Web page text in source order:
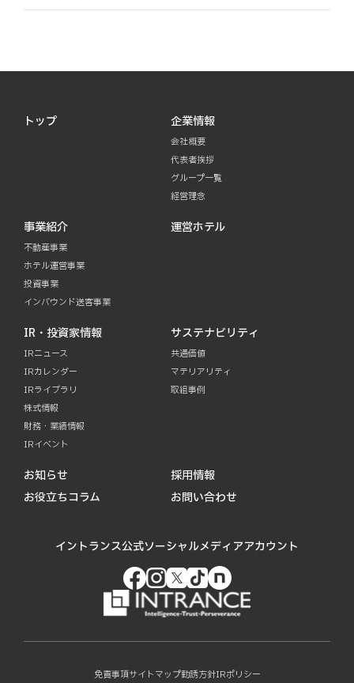
トップ 企業情報
会社概要
代表者挨拶
グループ一覧
経営理念
事業紹介
不動産事業
ホテル運営事業
投資事業
インバウンド送客事業
運営ホテル
IR・投資家情報
IRニュース
IRカレンダー
IRライブラリ
株式情報
財務・業績情報
IRイベント
サステナビリティ
共通価値
マテリアリティ
取組事例
お知らせ
お役立ちコラム
採用情報
お問い合わせ
イントランス公式ソーシャルメディアアカウント
免責事項サイトマップ勧誘方針IRポリシー